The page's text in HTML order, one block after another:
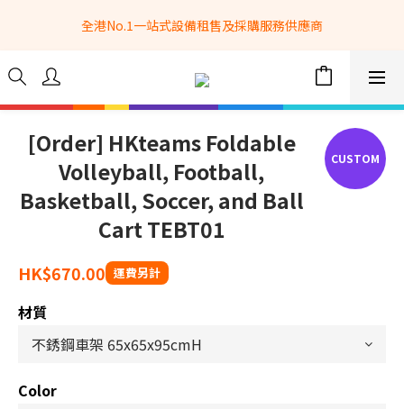
全港No.1一站式設備租售及採購服務供應商
全港No.1一站式設備租售及採購服務供應商
選購現貨產品全單滿$3500自家專送免運費 (只限網站落單, 不適用
於急單, 訂制產品, 屏風, 籠車, 舞台等)
info@hkbasket.com
全港No.1一站式設備租售及採購服務供應商
[Order] HKteams Foldable
Volleyball, Football,
Basketball, Soccer, and Ball
Cart TEBT01
HK$670.00
材質
Color